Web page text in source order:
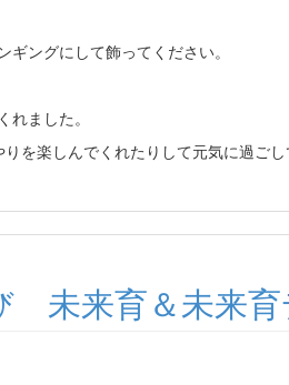
ングにして飾ってください。
ました。
を楽しんでくれたりして元気に過ごし
未来育＆未来育